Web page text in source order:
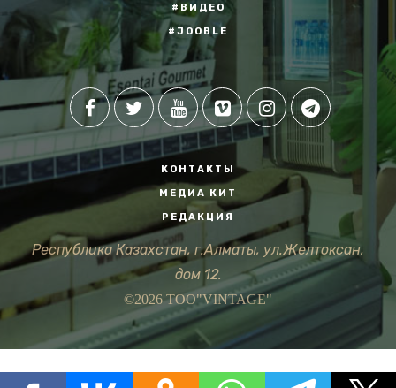
#ВИДЕО
#JOOBLE
КОНТАКТЫ
МЕДИА КИТ
РЕДАКЦИЯ
Республика Казахстан, г.Алматы, ул.Желтоксан,
дом 12.
©2026 ТОО"VINTAGE"